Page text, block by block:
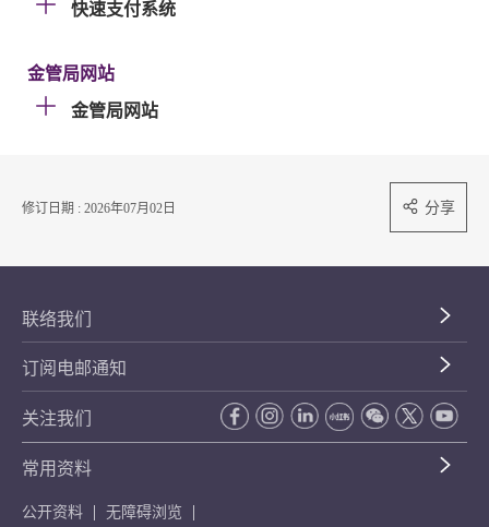
快速支付系统
金管局网站
金管局网站
修订日期 : 2026年07月02日 分享
联络我们
订阅电邮通知
关注我们
常用资料
公开资料
无障碍浏览